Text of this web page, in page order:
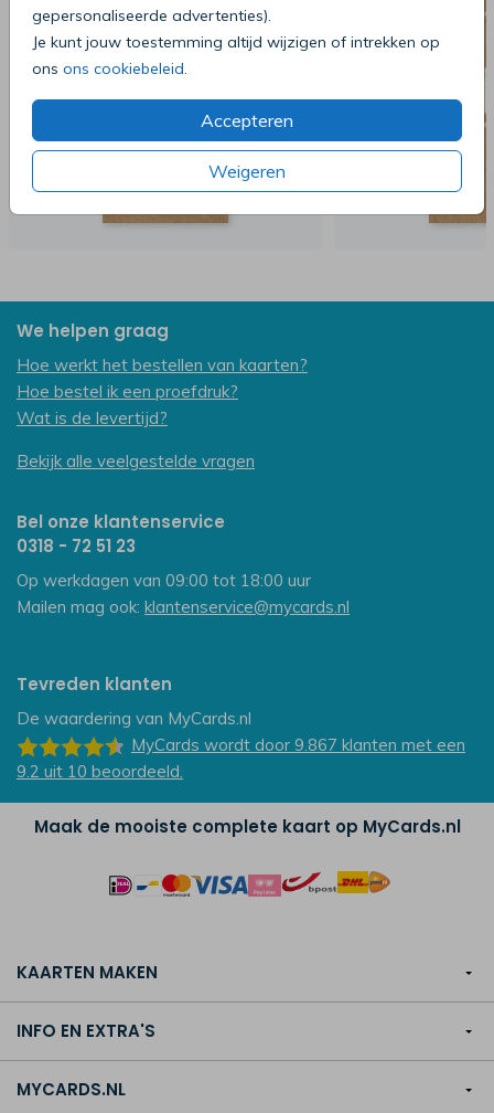
gepersonaliseerde advertenties).
Je kunt jouw toestemming altijd wijzigen of intrekken op
ons ons cookiebeleid
Accepteren
Weigeren
We helpen graag
Hoe werkt het bestellen van kaarten?
Hoe bestel ik een proefdruk?
Wat is de levertijd?
Bekijk alle veelgestelde vragen
Bel onze klantenservice
0318 - 72 51 23
Op werkdagen van 09:00 tot 18:00 uur
Mailen mag ook: klantenservice@mycards.nl
Tevreden klanten
De waardering van MyCards.nl
MyCards wordt door 9.867 klanten met een
9.2 uit 10 beoordeeld.
Maak de mooiste complete kaart op MyCards.nl
KAARTEN MAKEN
INFO EN EXTRA'S
MYCARDS.NL